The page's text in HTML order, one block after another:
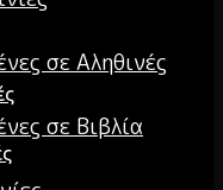
σε Αληθινές
σε Βιβλία